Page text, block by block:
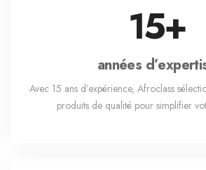
années
15+
Avec 15 ans d’expérience, Afroclass
produits de qualité pour simplifier